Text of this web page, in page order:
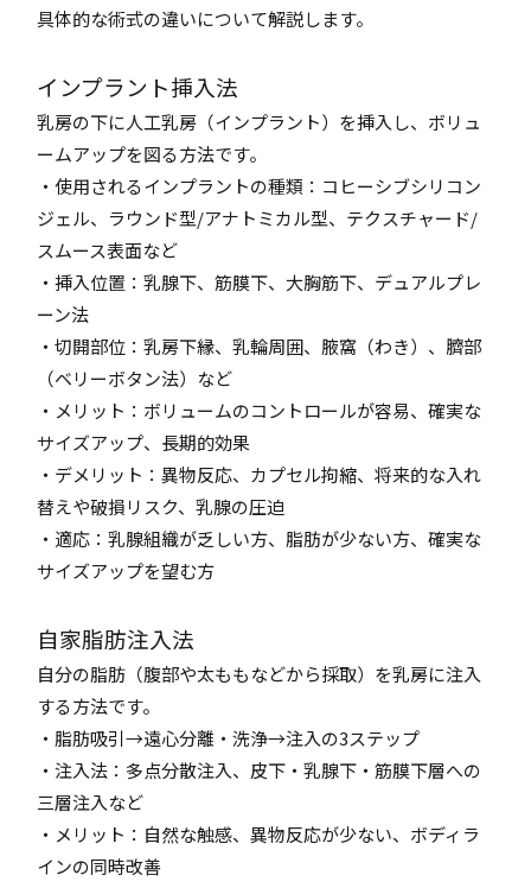
具体的な術式の違いについて解説します。
インプラント挿入法
乳房の下に人工乳房（インプラント）を挿入し、ボリュ
ームアップを図る方法です。
・使用されるインプラントの種類：コヒーシブシリコン
ジェル、ラウンド型/アナトミカル型、テクスチャード/
スムース表面など
・挿入位置：乳腺下、筋膜下、大胸筋下、デュアルプレ
ーン法
・切開部位：乳房下縁、乳輪周囲、腋窩（わき）、臍部
（ベリーボタン法）など
・メリット：ボリュームのコントロールが容易、確実な
サイズアップ、長期的効果
・デメリット：異物反応、カプセル拘縮、将来的な入れ
替えや破損リスク、乳腺の圧迫
・適応：乳腺組織が乏しい方、脂肪が少ない方、確実な
サイズアップを望む方
自家脂肪注入法
自分の脂肪（腹部や太ももなどから採取）を乳房に注入
する方法です。
・脂肪吸引→遠心分離・洗浄→注入の3ステップ
・注入法：多点分散注入、皮下・乳腺下・筋膜下層への
三層注入など
・メリット：自然な触感、異物反応が少ない、ボディラ
インの同時改善